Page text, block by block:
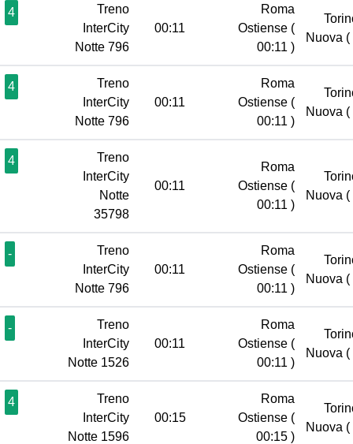
4
Treno
InterCity
Notte 796
00:11
Roma
Ostiense (
00:11 )
Nuova (
4
Treno
InterCity
Notte 796
00:11
Roma
Ostiense (
00:11 )
Nuova (
4
Treno
InterCity
Notte
35798
00:11
Roma
Ostiense (
00:11 )
Nuova (
-
Treno
InterCity
Notte 796
00:11
Roma
Ostiense (
00:11 )
Nuova (
-
Treno
InterCity
Notte 1526
00:11
Roma
Ostiense (
00:11 )
Nuova (
4
Treno
InterCity
Notte 1596
00:15
Roma
Ostiense (
00:15 )
Nuova (